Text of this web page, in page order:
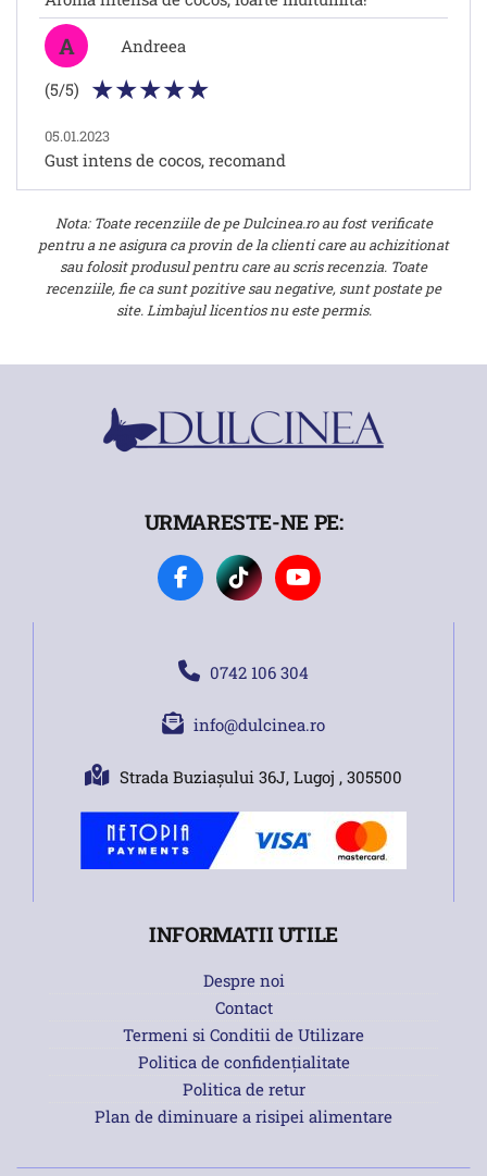
A
Andreea
(5/5)
05.01.2023
Gust intens de cocos, recomand
Nota: Toate recenziile de pe Dulcinea.ro au fost verificate
pentru a ne asigura ca provin de la clienti care au achizitionat
sau folosit produsul pentru care au scris recenzia. Toate
recenziile, fie ca sunt pozitive sau negative, sunt postate pe
site. Limbajul licentios nu este permis.
URMARESTE-NE PE:
0742 106 304
info@dulcinea.ro
Strada Buziașului 36J, Lugoj , 305500
INFORMATII UTILE
Despre noi
Contact
Termeni si Conditii de Utilizare
Politica de confidențialitate
Politica de retur
Plan de diminuare a risipei alimentare